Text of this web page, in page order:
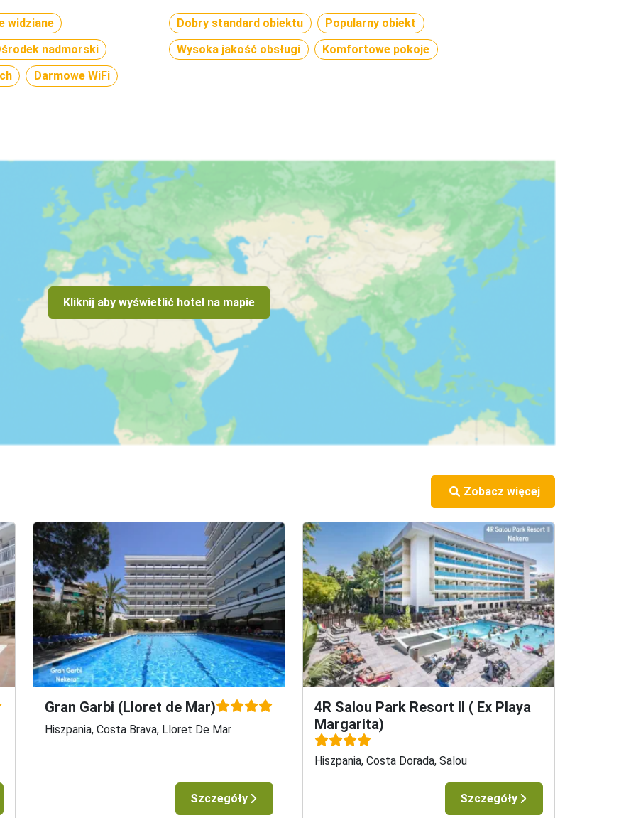
bufetu - napoje do obiadokolacji dodatkowo płatne
bufetu - napoje do obiadu i kolacji dodatkowo płatne
międzynarodowa i lokalna
American Express
in-costa-del-sol/
kg (55x40x23)
bagażu rejestrowanego o wadze;
30.09)/740 PLN (wyloty od 06.05 do 31.05 i od 01.10 do 31.10)
30.09)/910 PLN (wyloty od 06.05 do 31.05 i od 01.10 do 31.10)
dodane już po potwierdzeniu rezerwacji ich cena będzie wyższa
10 kg (55x40x23)
bagażu rejestrowanego o wadze;
30.09)/780 PLN (wyloty od 06.05 do 31.05 i od 01.10 do 31.10)
30.09)/830 PLN (wyloty od 06.05 do 31.05 i od 01.10 do 31.10)
dodane już po potwierdzeniu rezerwacji ich cena będzie wyższa
bagażu rejestrowanego o wadze;
widziane
nadmorski
Darmowe WiFi
Dobry standard obiektu
Popularny obiekt
Wysoka jakość obsługi
Komfortowe pokoje
Kliknij aby wyświetlić hotel na mapie
Zobacz więcej
Gran Garbi (Lloret de Mar)
Hiszpania, Costa Brava, Lloret De Mar
Szczegóły
4R Salou Park Resort II ( Ex Playa
Margarita)
Hiszpania, Costa Dorada, Salou
Szczegóły